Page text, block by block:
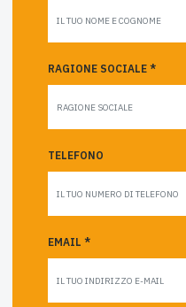
RAGIONE SOCIALE *
TELEFONO
EMAIL *